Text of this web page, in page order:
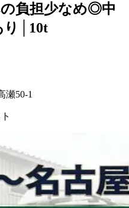
負担少なめ◎中
り│10t
瀬50-1